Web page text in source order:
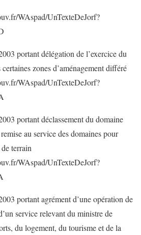
WAspad/UnTexteDeJorf?
portant délégation de l’exercice du
zones d’aménagement différé
WAspad/UnTexteDeJorf?
portant déclassement du domaine
au service des domaines pour
terrain
WAspad/UnTexteDeJorf?
portant agrément d’une opération de
service relevant du ministre de
du logement, du tourisme et de la